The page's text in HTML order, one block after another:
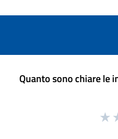
Quanto sono chiare le